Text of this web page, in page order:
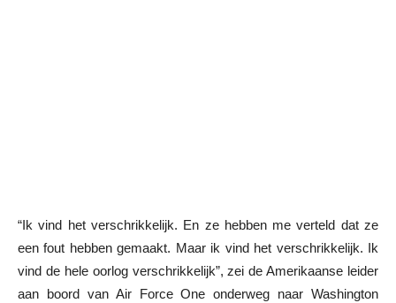
“Ik vind het verschrikkelijk. En ze hebben me verteld dat ze
een fout hebben gemaakt. Maar ik vind het verschrikkelijk. Ik
vind de hele oorlog verschrikkelijk”, zei de Amerikaanse leider
aan boord van Air Force One onderweg naar Washington